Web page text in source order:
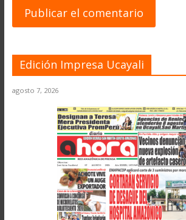
Edición Impresa Ucayali
agosto 7, 2026